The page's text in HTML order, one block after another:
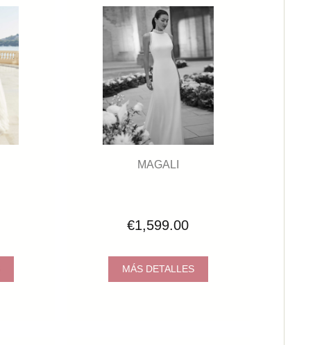
MAGALI
€1,599.00
MÁS DETALLES